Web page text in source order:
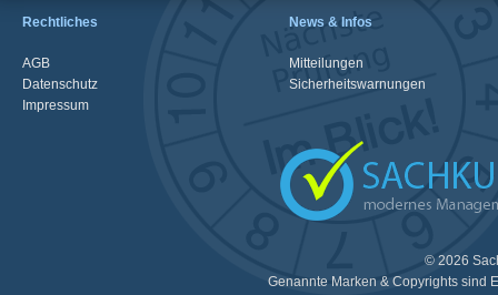
Rechtliches
AGB
Datenschutz
Impressum
News & Infos
Mitteilungen
Sicherheitswarnungen
© 2026
Genannte Marken & Copyrights sind